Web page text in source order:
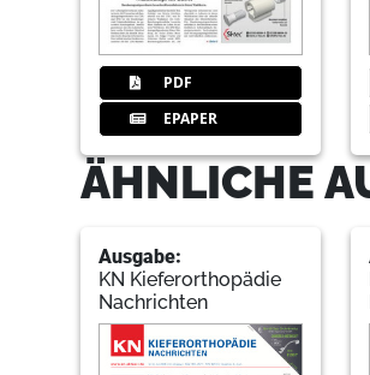
PDF
EPAPER
ÄHNLICHE
Ausgabe:
KN Kieferorthopädie
Nachrichten